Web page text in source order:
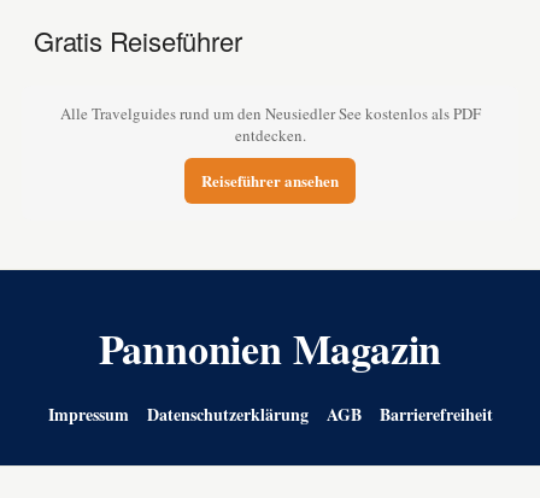
Gratis Reiseführer
Alle Travelguides rund um den Neusiedler See kostenlos als PDF
entdecken.
Reiseführer ansehen
Pannonien Magazin
Impressum Datenschutzerklärung AGB Barrierefreiheit